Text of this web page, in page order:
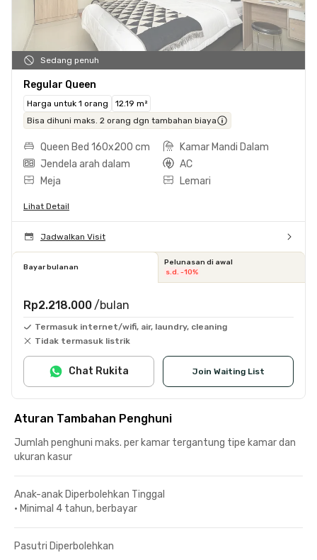
Sedang penuh
Regular Queen
Harga untuk 1 orang
12.19 m²
Bisa dihuni maks. 2 orang dgn tambahan biaya
Queen Bed 160x200 cm
Kamar Mandi Dalam
Jendela arah dalam
AC
Meja
Lemari
Lihat Detail
Jadwalkan Visit
Bayar bulanan
Pelunasan di awal
s.d. -10%
Rp2.218.000 /bulan
Termasuk internet/wifi, air, laundry, cleaning
Tidak termasuk listrik
Join Waiting List
Chat Rukita
Aturan Tambahan Penghuni
Jumlah penghuni maks. per kamar tergantung tipe kamar dan
ukuran kasur
Anak-anak Diperbolehkan Tinggal
• Minimal 4 tahun, berbayar
Pasutri Diperbolehkan